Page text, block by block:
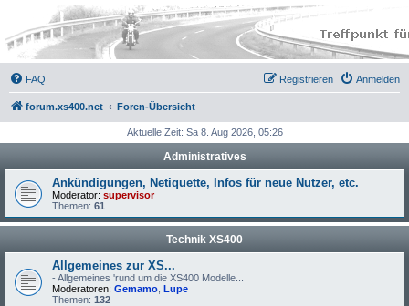
FAQ Anmelden
Registrieren
forum.xs400.net Foren-Übersicht
Aktuelle Zeit: Sa 8. Aug 2026, 05:26
Administratives
Ankündigungen, Netiquette, Infos für neue Nutzer, etc.
Moderator: supervisor
Themen: 61
Technik XS400
Allgemeines zur XS...
- Allgemeines 'rund um die XS400 Modelle...
Moderatoren: Gemamo Lupe
Themen: 132